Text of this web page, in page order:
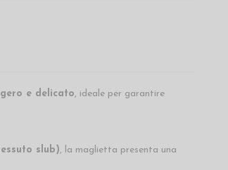
e delicato, ideale per garantire
slub), la maglietta presenta una